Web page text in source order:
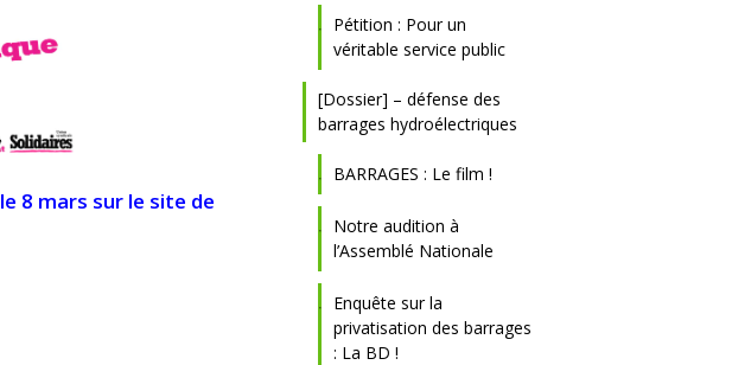
8 mars sur le site de
Pétition : Pour un
véritable service public
[Dossier] – défense des
barrages hydroélectriques
BARRAGES : Le film !
Notre audition à
l’Assemblé Nationale
Enquête sur la
privatisation des barrages
: La BD !